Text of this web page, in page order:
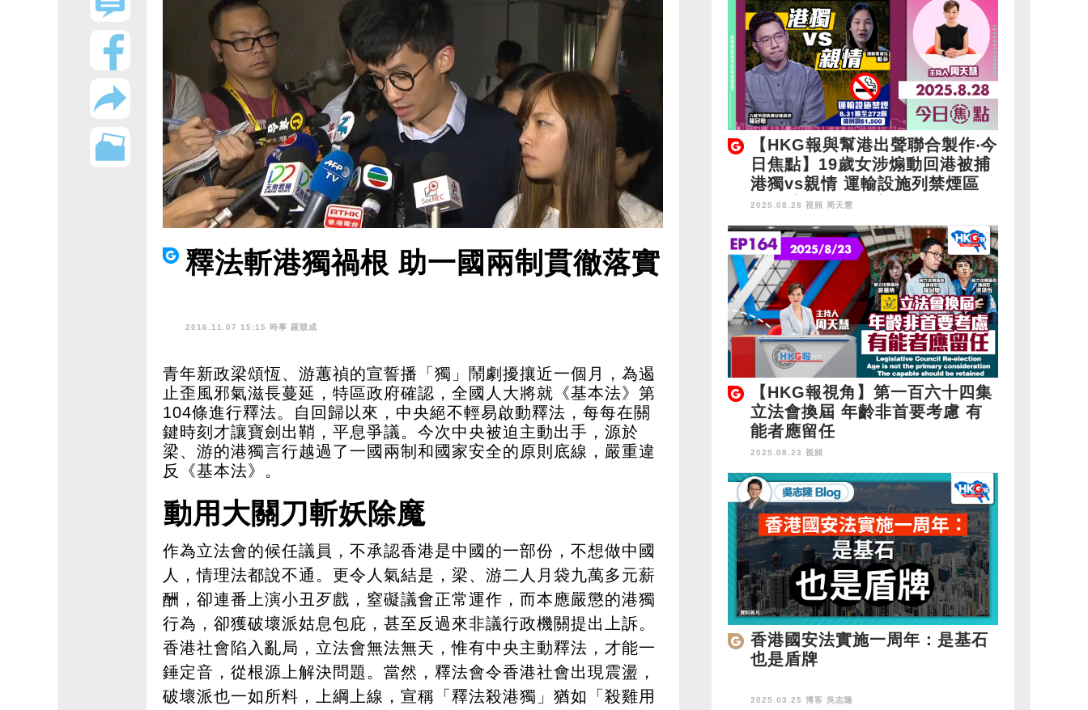
釋法斬港獨禍根 助一國兩制貫徹落實
2016.11.07 15:15 時事 羅競成
青年新政梁頌恆、游蕙禎的宣誓播「獨」鬧劇擾攘近一個月，為遏
止歪風邪氣滋長蔓延，特區政府確認，全國人大將就《基本法》第
104條進行釋法。自回歸以來，中央絕不輕易啟動釋法，每每在關
鍵時刻才讓寶劍出鞘，平息爭議。今次中央被迫主動出手，源於
梁、游的港獨言行越過了一國兩制和國家安全的原則底線，嚴重違
反《基本法》。
動用大關刀斬妖除魔
作為立法會的候任議員，不承認香港是中國的一部份，不想做中國
人，情理法都說不通。更令人氣結是，梁、游二人月袋九萬多元薪
酬，卻連番上演小丑歹戲，窒礙議會正常運作，而本應嚴懲的港獨
行為，卻獲破壞派姑息包庇，甚至反過來非議行政機關提出上訴。
香港社會陷入亂局，立法會無法無天，惟有中央主動釋法，才能一
錘定音，從根源上解決問題。當然，釋法會令香港社會出現震盪，
破壞派也一如所料，上綱上線，宣稱「釋法殺港獨」猶如「殺雞用
【HKG報與幫港出聲聯合製作‧今
日焦點】19歲女涉煽動回港被捕
港獨vs親情 運輸設施列禁煙區
8.31擴至272個 違例罰$1,500
2025.08.28 視頻 周天慧
【HKG報視角】第一百六十四集
立法會換屆 年齡非首要考慮 有
能者應留任
2025.08.23 視頻
香港國安法實施一周年：是基石
也是盾牌
2025.03.25 博客 吳志隆